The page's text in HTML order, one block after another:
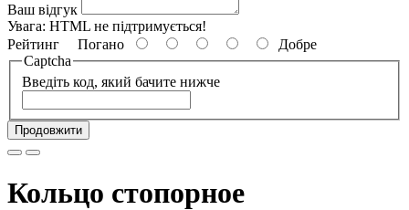
Ваш відгук
Увага: HTML не підтримується!
Рейтинг Погано
Добре
Captcha
Введіть код, який бачите нижче
Продовжити
Кольцо стопорное